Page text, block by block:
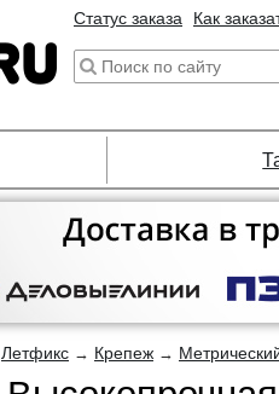
Статус заказа Как
Летфикс → Крепеж →